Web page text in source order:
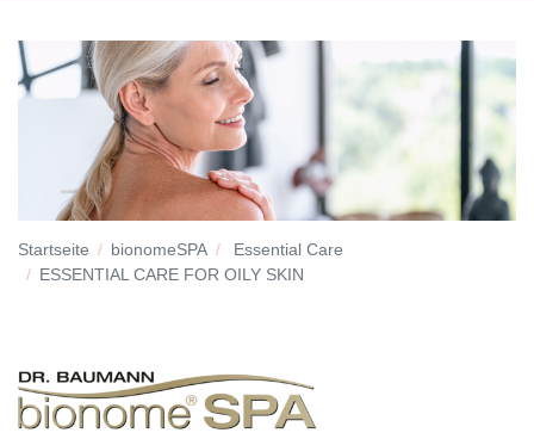
Startseite bionomeSPA
Essential Care
ESSENTIAL CARE FOR OILY SKIN